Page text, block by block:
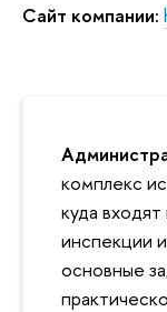
Сайт компании:
комплекс
куда
инспекции
основные